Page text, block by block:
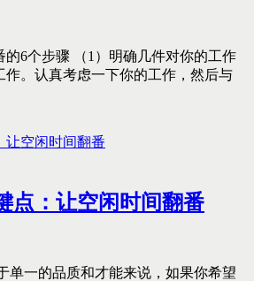
6个步骤 （1）明确几件对你的工作
作。认真考虑一下你的工作，然后与
点：让空闲时间翻番
单一的品质和才能来说，如果你希望